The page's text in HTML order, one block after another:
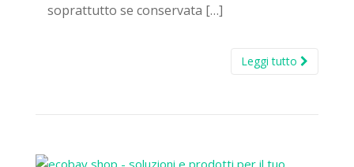
soprattutto se conservata […]
Leggi tutto